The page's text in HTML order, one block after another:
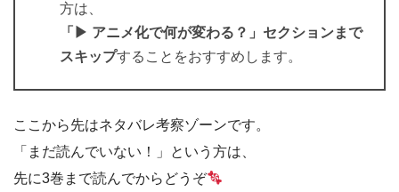
方は、
「▶ アニメ化で何が変わる？」セクションまで
スキップすることをおすすめします。
ここから先はネタバレ考察ゾーンです。
「まだ読んでいない！」という方は、
先に3巻まで読んでからどうぞ